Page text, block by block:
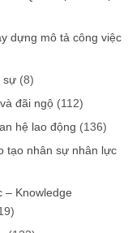
dựng mô tả công việc
sự (8)
đãi ngộ (112)
hệ lao động (136)
tạo nhân sự nhân lực
– Knowledge